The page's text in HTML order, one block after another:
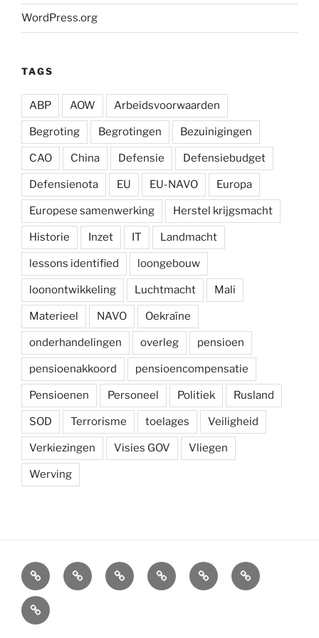
WordPress.org
TAGS
ABP AOW Arbeidsvoorwaarden
Begroting Begrotingen Bezuinigingen
CAO China Defensie Defensiebudget
Defensienota EU EU-NAVO Europa
Europese samenwerking Herstel krijgsmacht
Historie Inzet IT Landmacht
lessons identified loongebouw
loonontwikkeling Luchtmacht Mali
Materieel NAVO Oekraïne
onderhandelingen overleg pensioen
pensioenakkoord pensioencompensatie
Pensioenen Personeel Politiek Rusland
SOD Terrorisme toelages Veiligheid
Verkiezingen Visies GOV Vliegen
Werving
Arbeidsvoorwaarden
Carré
Onze
krijgsmacht
Ledenvoordelen
AfdelingenSymposium
Carré
Overzicht